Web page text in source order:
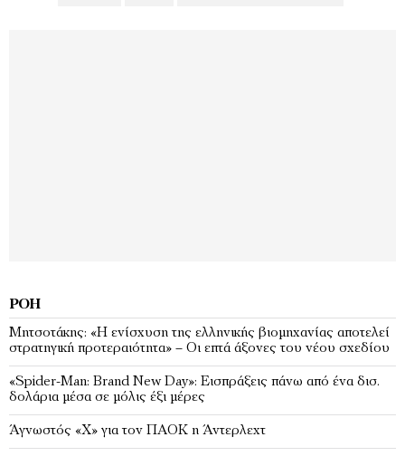
ΡΟΉ
Μητσοτάκης: «Η ενίσχυση της ελληνικής βιομηχανίας αποτελεί
στρατηγική προτεραιότητα» – Οι επτά άξονες του νέου σχεδίου
«Spider-Man: Brand New Day»: Εισπράξεις πάνω από ένα δισ.
δολάρια μέσα σε μόλις έξι μέρες
Άγνωστός «Χ» για τον ΠΑΟΚ η Άντερλεχτ